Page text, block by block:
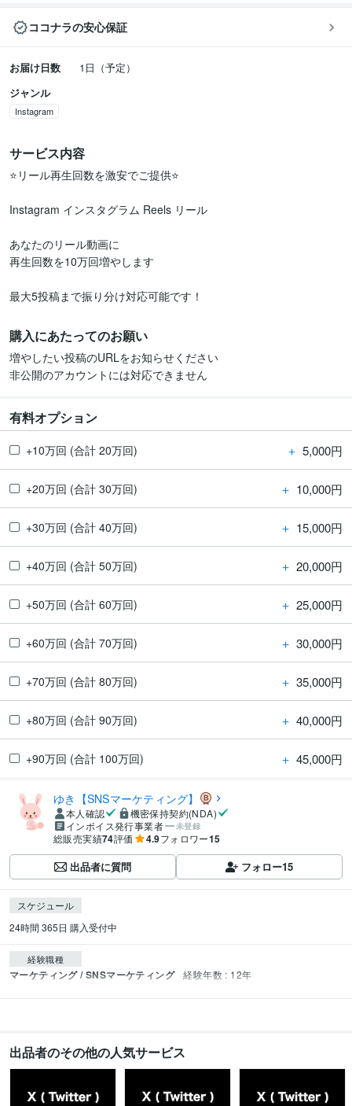
ココナラの安心保証
お届け日数
1日（予定）
ジャンル
Instagram
サービス内容
⭐️リール再生回数を激安でご提供⭐️
Instagram インスタグラム Reels リール
あなたのリール動画に
再生回数を10万回増やします
最大5投稿まで振り分け対応可能です！
購入にあたってのお願い
増やしたい投稿のURLをお知らせください
非公開のアカウントには対応できません
有料オプション
+10万回 (合計 20万回) ＋ 5,000円
+20万回 (合計 30万回) ＋ 10,000円
+30万回 (合計 40万回) ＋ 15,000円
+40万回 (合計 50万回) ＋ 20,000円
+50万回 (合計 60万回) ＋ 25,000円
+60万回 (合計 70万回) ＋ 30,000円
+70万回 (合計 80万回) ＋ 35,000円
+80万回 (合計 90万回) ＋ 40,000円
+90万回 (合計 100万回) ＋ 45,000円
ゆき【SNSマーケティング】
本人確認
機密保持契約(NDA)
インボイス発行事業者
未登録
総販売実績74評価 4.9フォロワー15
出品者に質問 フォロー15
スケジュール
24時間 365日 購入受付中
経験職種
マーケティング / SNSマーケティング 経験年数 : 12年
出品者のその他の人気サービス